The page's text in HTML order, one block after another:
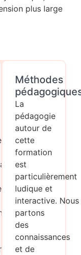
plus large
Méthodes
La
pédagogie
autour de
cette
formation
est
particulièrement
ludique et
interactive. Nous
partons
des
connaissances
et de